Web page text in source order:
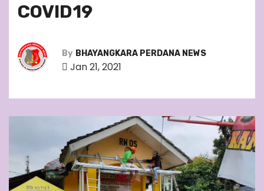
COVID19
By BHAYANGKARA PERDANA NEWS
Jan 21, 2021